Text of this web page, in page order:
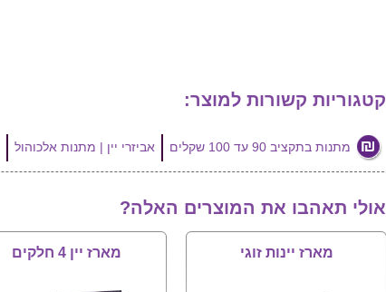
קטגוריות קשורות למוצר:
מתנות בתקציב 90 עד 100 שקלים אביזרי יין | מתנות אלכוהול
אולי תאהבו את המוצרים האלה?
מארז יינות זוגי מארז יין 4 חלקים